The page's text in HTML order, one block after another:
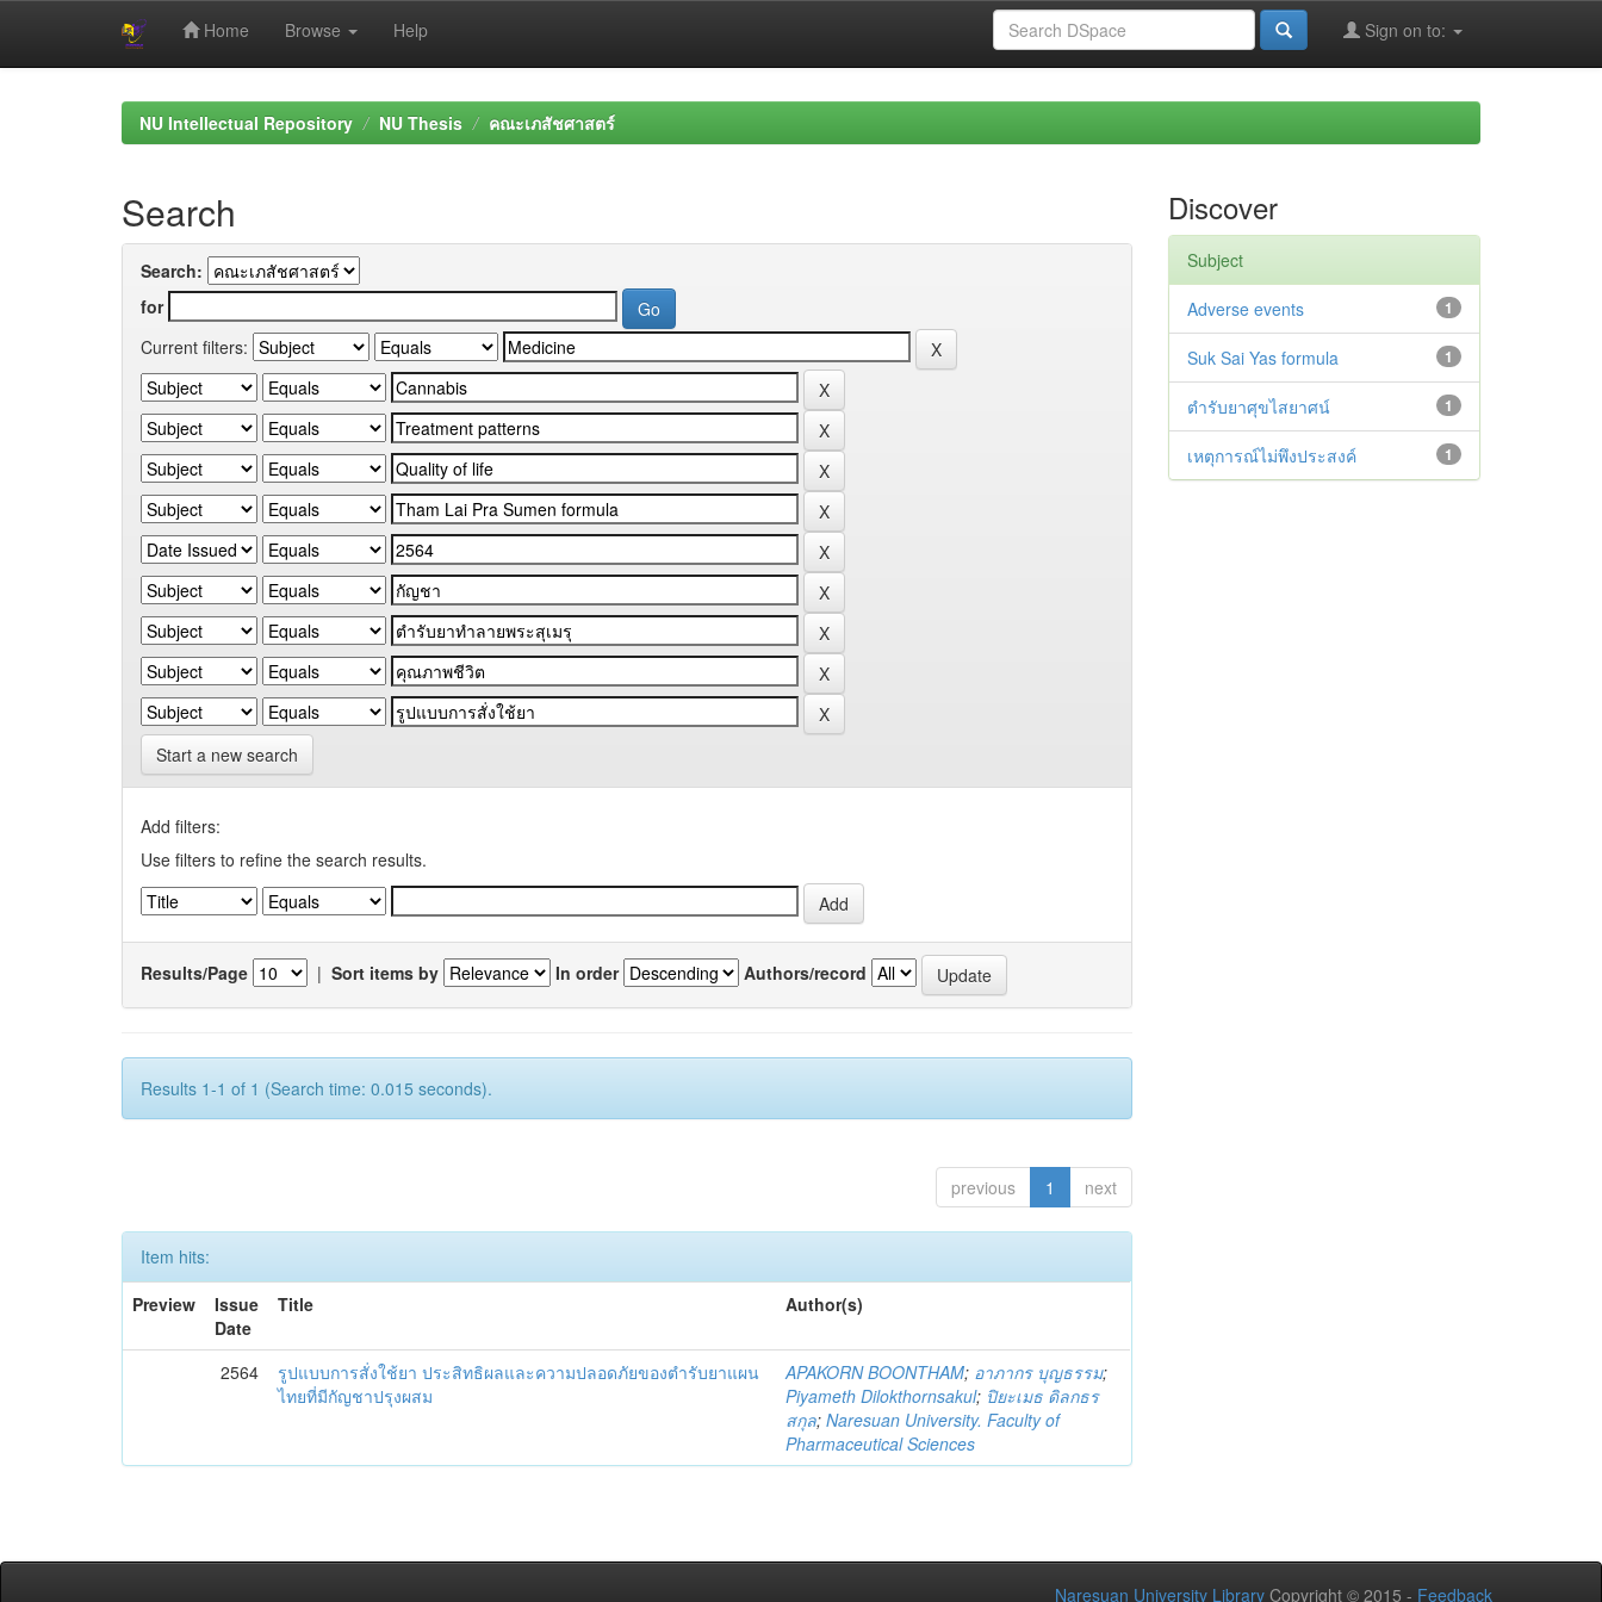
Home Browse Help Sign on to:
NU Intellectual Repository NU Thesis คณะเภสัชศาสตร์
Search
Search:
for
Current filters:
Start a new search
Add filters:
Use filters to refine the search results.
Results/Page | Sort items by In order Authors/record
Results 1-1 of 1 (Search time: 0.015 seconds).
previous 1 next
Item hits:
Preview
Issue
Date
Title Author(s)
2564
รูปแบบการสั่งใช้ยา ประสิทธิผลและความปลอดภัยของตำรับยาแผน
ไทยที่มีกัญชาปรุงผสม
APAKORN BOONTHAM; อาภากร บุญธรรม;
Piyameth Dilokthornsakul; ปิยะเมธ ดิลกธร
สกุล;Naresuan University. Faculty of
Pharmaceutical Sciences
Discover
Subject
1
Adverse events
1
Suk Sai Yas formula
1
ตำรับยาศุขไสยาศน์
1
เหตุการณ์ไม่พึงประสงค์
Naresuan University Library Copyright © 2015 - Feedback